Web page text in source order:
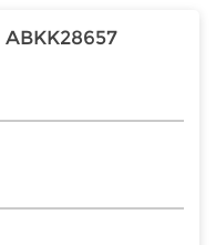
ABKK28657